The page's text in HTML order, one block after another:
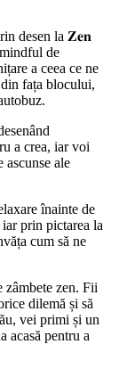
desen la 𝐙𝐞𝐧
de
a ceea ce ne
fața blocului,
a crea, iar voi
ascunse ale
înainte de
prin pictarea la
cum să ne
zâmbete zen. Fii
dilemă și să
vei primi și un
acasă pentru a